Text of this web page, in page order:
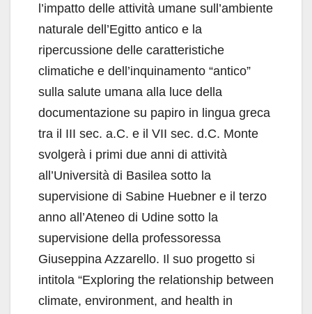
l’impatto delle attività umane sull’ambiente
naturale dell’Egitto antico e la
ripercussione delle caratteristiche
climatiche e dell’inquinamento “antico”
sulla salute umana alla luce della
documentazione su papiro in lingua greca
tra il III sec. a.C. e il VII sec. d.C. Monte
svolgerà i primi due anni di attività
all’Università di Basilea sotto la
supervisione di Sabine Huebner e il terzo
anno all’Ateneo di Udine sotto la
supervisione della professoressa
Giuseppina Azzarello. Il suo progetto si
intitola “Exploring the relationship between
climate, environment, and health in